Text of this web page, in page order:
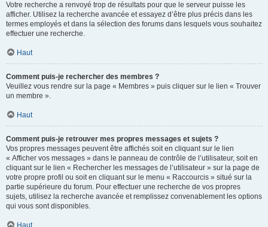
Votre recherche a renvoyé trop de résultats pour que le serveur puisse les
afficher. Utilisez la recherche avancée et essayez d’être plus précis dans les
termes employés et dans la sélection des forums dans lesquels vous souhaitez
effectuer une recherche.
Haut
Comment puis-je rechercher des membres ?
Veuillez vous rendre sur la page « Membres » puis cliquer sur le lien « Trouver
un membre ».
Haut
Comment puis-je retrouver mes propres messages et sujets ?
Vos propres messages peuvent être affichés soit en cliquant sur le lien
« Afficher vos messages » dans le panneau de contrôle de l’utilisateur, soit en
cliquant sur le lien « Rechercher les messages de l’utilisateur » sur la page de
votre propre profil ou soit en cliquant sur le menu « Raccourcis » situé sur la
partie supérieure du forum. Pour effectuer une recherche de vos propres
sujets, utilisez la recherche avancée et remplissez convenablement les options
qui vous sont disponibles.
Haut